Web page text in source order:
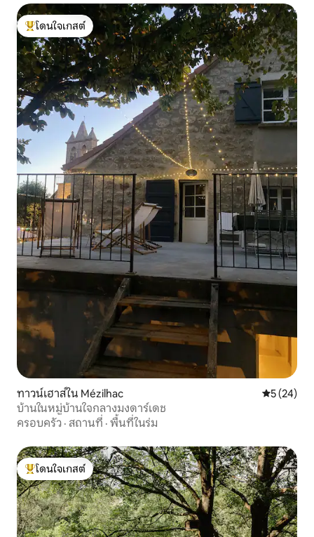
โดนใจเกสต์ที่สุด
โดนใจเกสต์
ทาวน์เฮาส์ใน Mézilhac คะแนนเฉลี่
5 (24)
บ้านในหมู่บ้านใจกลางมงดาร์เดช
ครอบครัว · สถานที่ · พื้นที่ในร่ม
โดนใจเกสต์ที่สุด
โดนใจเกสต์